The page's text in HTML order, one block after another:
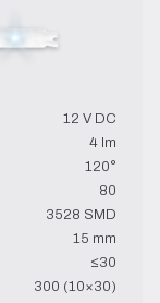
12 V DC
4 lm
120°
80
3528 SMD
15 mm
≤30
300 (10×30)